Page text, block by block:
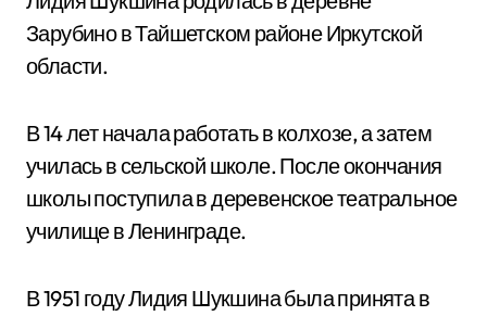
Зарубино в Тайшетском районе Иркутской
области.
В 14 лет начала работать в колхозе, а затем
училась в сельской школе. После окончания
школы поступила в деревенское театральное
училище в Ленинграде.
В 1951 году Лидия Шукшина была принята в